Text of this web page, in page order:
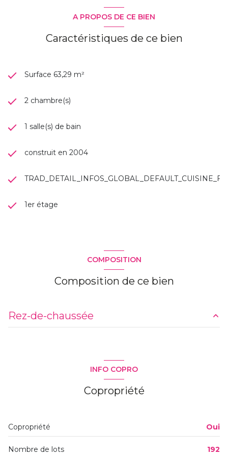
A PROPOS DE CE BIEN
Caractéristiques de ce bien
Surface 63,29 m²
2 chambre(s)
1 salle(s) de bain
construit en 2004
1er étage
COMPOSITION
Composition de ce bien
Rez-de-chaussée
3,87 m²
INFO COPRO
Copropriété
Copropriété Oui
Nombre de lots 192